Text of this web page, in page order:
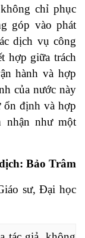
chỉ phục
góp vào phát
dịch vụ công
hợp giữa trách
hành và hợp
của nước này
ổn định và hợp
nhận như một
Bảo Trâm
sư, Đại học